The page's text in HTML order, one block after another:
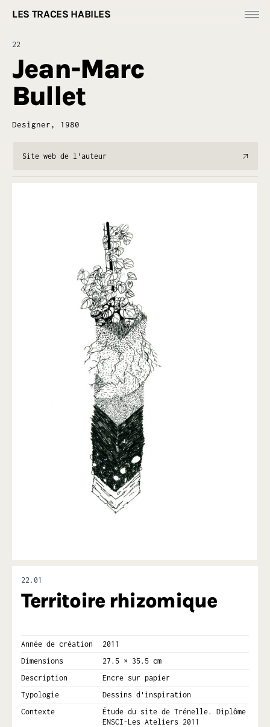
LES TRACES HABILES
Fonds Dess(e)ins
Productions
[
Ressources ]
À propos
22
Jean-Marc
Bullet
Designer, 1980
Site web de l'auteur
22.01
Territoire rhizomique
Année de création
2011
Dimensions
27.5 × 35.5 cm
Description
Encre sur papier
Typologie
Dessins d'inspiration
Contexte
Étude du site de Trénelle. Diplôme
ENSCI-Les Ateliers 2011